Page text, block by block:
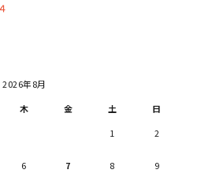
2026年8月
木 金 土
日
1
2
6 7 8 9